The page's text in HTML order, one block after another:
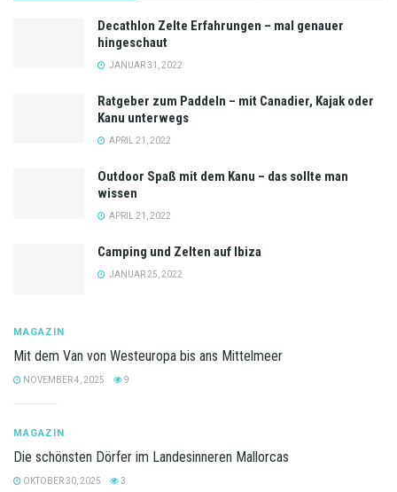
Decathlon Zelte Erfahrungen – mal genauer
hingeschaut
JANUAR 31, 2022
Ratgeber zum Paddeln – mit Canadier, Kajak oder
Kanu unterwegs
APRIL 21, 2022
Outdoor Spaß mit dem Kanu – das sollte man
wissen
APRIL 21, 2022
Camping und Zelten auf Ibiza
JANUAR 25, 2022
MAGAZIN
Mit dem Van von Westeuropa bis ans Mittelmeer
NOVEMBER 4, 2025 9
MAGAZIN
Die schönsten Dörfer im Landesinneren Mallorcas
OKTOBER 30, 2025 3